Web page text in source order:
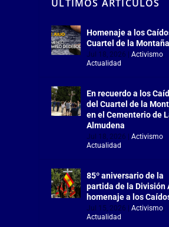
ÚLTIMOS ARTÍCULOS
Homenaje a los
Cuartel de la Montaña
Jul 18, 2026 |Activismo,
Actualidad
En recuerdo a los
del Cuartel de la
en el Cementerio de
Almudena
Jul 18, 2026 |Activismo,
Actualidad
85º aniversario de la
partida de la División
homenaje a los
Jul 15, 2026 |Activismo,
Actualidad